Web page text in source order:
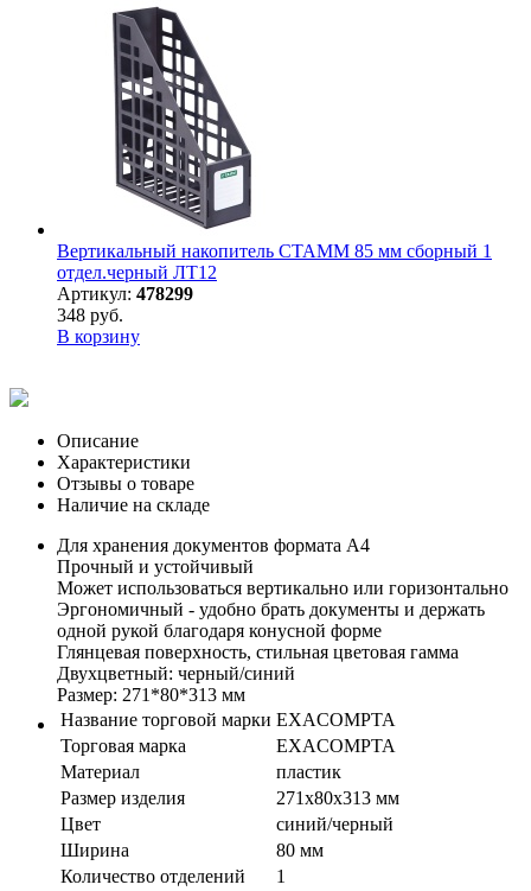
Вертикальный накопитель СТАММ 85 мм сборный 1
отдел.черный ЛТ12
Артикул: 478299
348 руб.
В корзину
Описание
Характеристики
Отзывы о товаре
Наличие на складе
Для хранения документов формата А4
Прочный и устойчивый
Может использоваться вертикально или горизонтально
Эргономичный - удобно брать документы и держать
одной рукой благодаря конусной форме
Глянцевая поверхность, стильная цветовая гамма
Двухцветный: черный/синий
Размер: 271*80*313 мм
Название торговой марки EXACOMPTA
Торговая марка
EXACOMPTA
Материал
пластик
Размер изделия
271х80х313 мм
Цвет
синий/черный
Ширина
80 мм
Количество отделений
1